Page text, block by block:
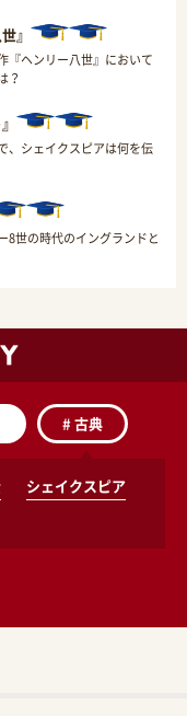
』
『ヘンリー八世』において
？
、シェイクスピアは何を伝
8世の時代のイングランドと
#古典
シェイクスピア